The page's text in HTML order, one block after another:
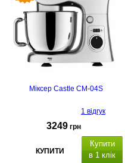
Міксер Castle CM-04S
1 відгук
3249 грн
КУПИТИ
Купити
в 1 клік